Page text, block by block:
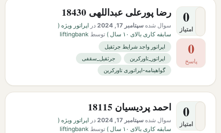
0
امتیاز
0
پاسخ
رضا پورعلی عبداللهی 18430
سوال شده سپتامبر 17, 2024 در اپراتور ویژه (
سابقه کاری بالای ۱۰ سال )
توسط liftingbank
اپراتور واجد شرایط جرثقیل
اپراتور_تاورکرین
جرثقیل_سقفی
گواهینامه-اپراتوری تاورکرین
0
امتیاز
احمد پردیسیان 18115
سوال شده سپتامبر 17, 2024 در اپراتور ویژه (
سابقه کاری بالای ۱۰ سال )
توسط liftingbank